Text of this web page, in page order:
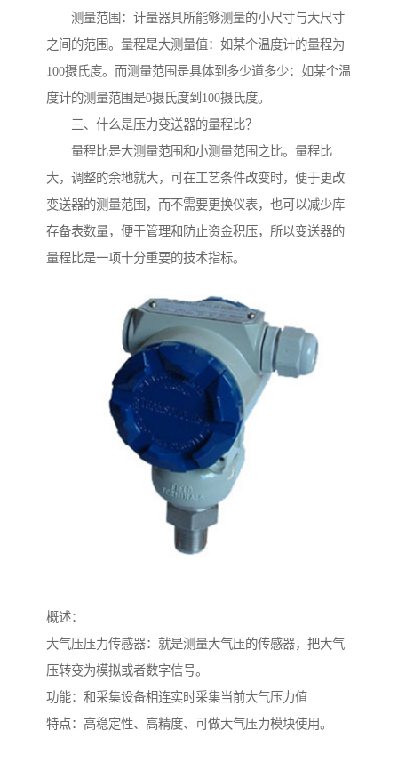
测量范围：计量器具所能够测量的小尺寸与大尺寸
之间的范围。量程是大测量值：如某个温度计的量程为
100摄氏度。而测量范围是具体到多少道多少：如某个温
度计的测量范围是0摄氏度到100摄氏度。
三、什么是压力变送器的量程比？
量程比是大测量范围和小测量范围之比。量程比
大，调整的余地就大，可在工艺条件改变时，便于更改
变送器的测量范围，而不需要更换仪表，也可以减少库
存备表数量，便于管理和防止资金积压，所以变送器的
量程比是一项十分重要的技术指标。
概述：
大气压压力传感器：就是测量大气压的传感器，把大气
压转变为模拟或者数字信号。
功能：和采集设备相连实时采集当前大气压力值
特点：高稳定性、高精度、可做大气压力模块使用。